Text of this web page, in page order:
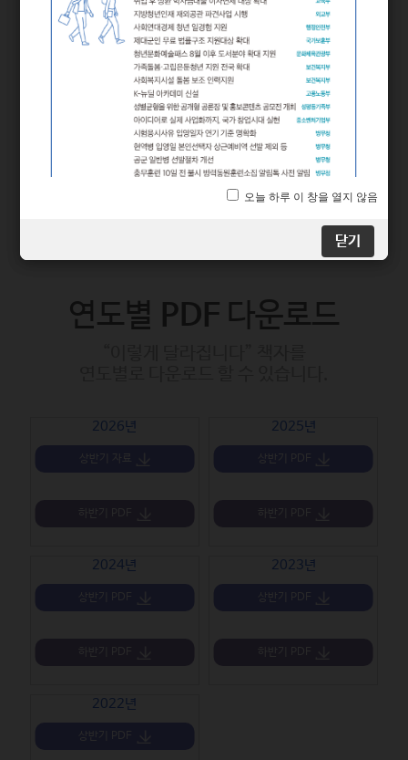
2024년 하반기부터 달라지는
시기별정책
연도별 PDF 다운로드
2026년 2025년
2024년 2023년
2022년
닫기
닫기